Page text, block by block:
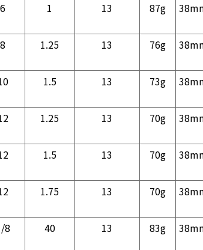
1 13 87g
1.25 13 76g
1.5 13 73g
1.25 13 70g
1.5 13 70g
1.75 13 70g
8 40 13 83g